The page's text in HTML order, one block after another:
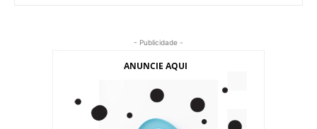
- Publicidade -